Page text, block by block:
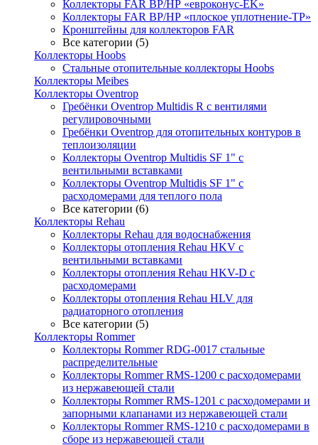
Коллекторы FAR ВР/НР «евроконус-EK»
Коллекторы FAR ВР/НР «плоское уплотнение-TP»
Кронштейны для коллекторов FAR
Все категории (5)
Коллекторы Hoobs
Стальные отопительные коллекторы Hoobs
Коллекторы Meibes
Коллекторы Oventrop
Гребёнки Oventrop Multidis R с вентилями
регулировочными
Гребёнки Oventrop для отопительных контуров в
теплоизоляции
Коллекторы Oventrop Multidis SF 1" с
вентильными вставками
Коллекторы Oventrop Multidis SF 1" с
расходомерами для теплого пола
Все категории (6)
Коллекторы Rehau
Коллекторы Rehau для водоснабжения
Коллекторы отопления Rehau HKV с
вентильными вставками
Коллекторы отопления Rehau HKV-D с
расходомерами
Коллекторы отопления Rehau HLV для
радиаторного отопления
Все категории (5)
Коллекторы Rommer
Коллекторы Rommer RDG-0017 стальные
распределительные
Коллекторы Rommer RMS-1200 с расходомерами
из нержавеющей стали
Коллекторы Rommer RMS-1201 с расходомерами и
запорными клапанами из нержавеющей стали
Коллекторы Rommer RMS-1210 с расходомерами в
сборе из нержавеющей стали